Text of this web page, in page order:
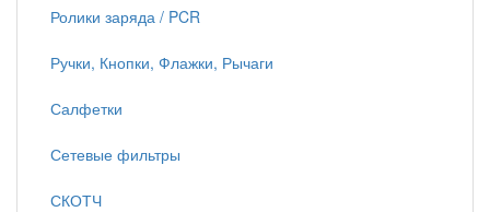
Ролики заряда / PCR
Ручки, Кнопки, Флажки, Рычаги
Салфетки
Сетевые фильтры
СКОТЧ